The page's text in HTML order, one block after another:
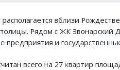
вблизи
Рядом с ЖК Звонарский
предприятия и
всего на 27 квартир